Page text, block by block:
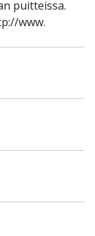
puitteissa.
www.